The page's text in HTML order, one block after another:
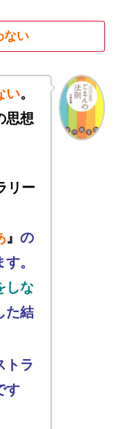
ない
い。
思想
リー
』 の
。
しな
た結
トラ
す